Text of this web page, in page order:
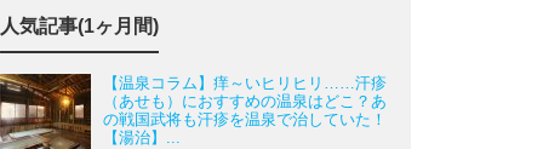
人気記事(1ヶ月間)
【温泉コラム】痒～いヒリヒリ……汗疹
（あせも）におすすめの温泉はどこ？あ
の戦国武将も汗疹を温泉で治していた！
【湯治】...